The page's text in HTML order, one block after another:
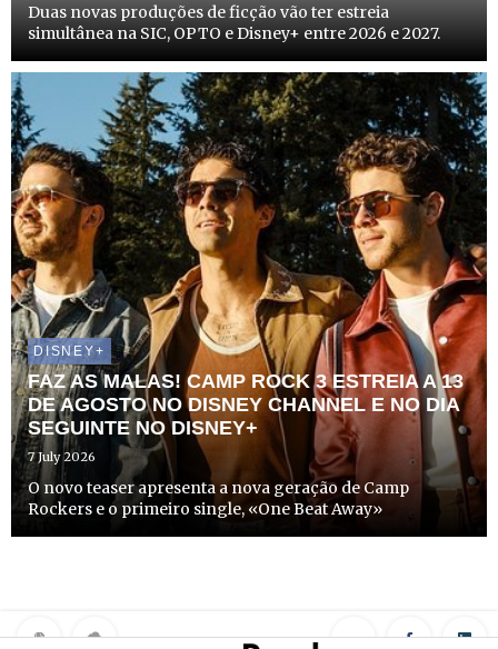
Duas novas produções de ficção vão ter estreia
simultânea na SIC, OPTO e Disney+ entre 2026 e 2027.
DISNEY+
FAZ AS MALAS! CAMP ROCK 3 ESTREIA A 13
DE AGOSTO NO DISNEY CHANNEL E NO DIA
SEGUINTE NO DISNEY+
7 July 2026
O novo teaser apresenta a nova geração de Camp
Rockers e o primeiro single, «One Beat Away»